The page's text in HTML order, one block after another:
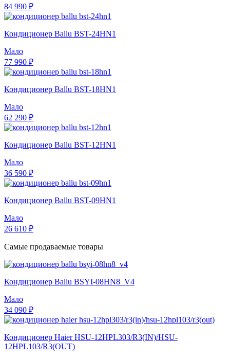
84 990 ₽
Кондиционер Ballu BST-24HN1
Мало
77 990 ₽
Кондиционер Ballu BST-18HN1
Мало
62 290 ₽
Кондиционер Ballu BST-12HN1
Мало
36 590 ₽
Кондиционер Ballu BST-09HN1
Мало
26 610 ₽
Самые продаваемые товары
Кондиционер Ballu BSYI-08HN8_V4
Мало
34 090 ₽
Кондиционер Haier HSU-12HPL303/R3(IN)/HSU-
12HPL103/R3(OUT)